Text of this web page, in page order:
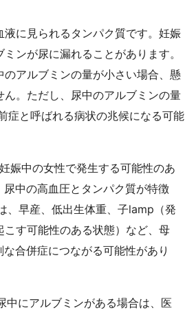
液に見られるタンパク質です。妊娠
ンが尿に漏れることがあります。
のアルブミンの量が小さい場合、懸
ん。ただし、尿中のアルブミンの量
症と呼ばれる病状の兆候になる可能
娠中の女性で発生する可能性のあ
尿中の高血圧とタンパク質が特徴
、早産、低出生体重、子lamp（発
す可能性のある状態）など、母
合併症につながる可能性があり
中にアルブミンがある場合は、医